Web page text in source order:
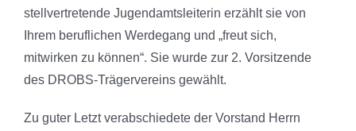
stellvertretende Jugendamtsleiterin erzählt sie von
Ihrem beruflichen Werdegang und „freut sich,
mitwirken zu können“. Sie wurde zur 2. Vorsitzende
des DROBS-Trägervereins gewählt.
Zu guter Letzt verabschiedete der Vorstand Herrn